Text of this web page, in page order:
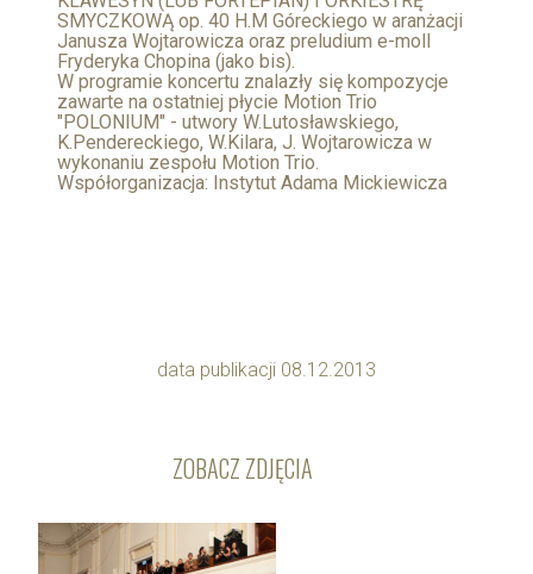
SMYCZKOWĄ op. 40 H.M Góreckiego w aranżacji
Janusza Wojtarowicza oraz preludium e-moll
Fryderyka Chopina (jako bis).
W programie koncertu znalazły się kompozycje
zawarte na ostatniej płycie Motion Trio
"POLONIUM" - utwory W.Lutosławskiego,
K.Pendereckiego, W.Kilara, J. Wojtarowicza w
wykonaniu zespołu Motion Trio.
Współorganizacja: Instytut Adama Mickiewicza
data publikacji 08.12.2013
ZOBACZ ZDJĘCIA